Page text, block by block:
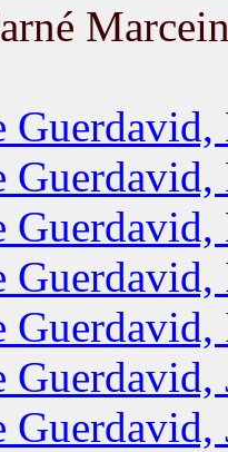
Guerdavid,
Guerdavid,
Guerdavid,
Guerdavid,
Guerdavid,